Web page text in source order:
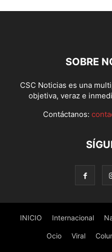
SOBRE
CSC Noticias es una
objetiva, veraz e
Contáctanos:
INICIO Internacional
Ocio Viral